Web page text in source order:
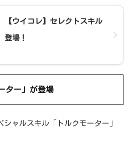
【ウイコレ】セレクトスキル
登場！
ター」が登場
ャルスキル「トルクモーター」